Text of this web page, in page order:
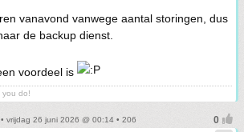
vanavond vanwege aantal storingen, dus
de backup dienst.
voordeel is
you do!
• vrijdag 26 juni 2026 @ 00:14 • 206